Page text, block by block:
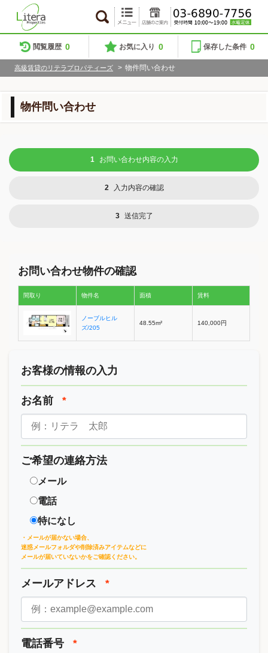
閲覧履歴 0 お気に入り 0 保存した条件 0
高級賃貸のリテラプロパティーズ > 物件問い合わせ
物件問い合わせ
1 お問い合わせ内容の入力
2 入力内容の確認
3 送信完了
お問い合わせ物件の確認
間取り 物件名 面積 賃料
ノーブルヒル
ズ/205
48.55m² 140,000円
お客様の情報の入力
お名前 *
ご希望の連絡方法
メール
電話
特になし
・メールが届かない場合、
迷惑メールフォルダや削除済みアイテムなどに
メールが届いていないかをご確認ください。
メールアドレス *
電話番号 *